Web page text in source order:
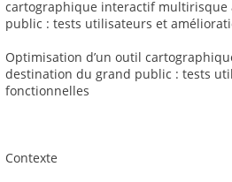
cartographique interactif multirisque
public : tests utilisateurs et
Optimisation d’un outil
destination du grand public : tests
fonctionnelles
Contexte